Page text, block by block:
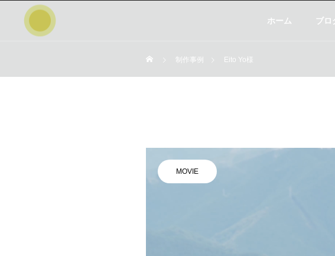
ホーム ブロ
制作事例 Eito Yo様
MOVIE